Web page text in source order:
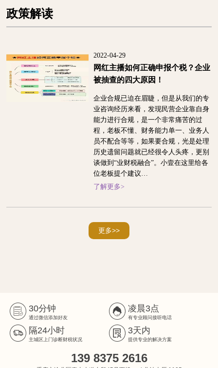
政策解读
2022-04-29
网红主播如何正确申报个税？企业
被抽查的四大原因！
企业合规已迫在眉睫，但是从我们的专
业咨询经历来看，发现民营企业靠自身
能力进行合规，是一个非常痛苦的过
程，老板不懂、财务能力单一、业务人
员不配合等等，如果要合规，光是处理
历史遗留问题就已经很令人头疼，更别
谈做到“业财税融合”。小壹在这里给各
位老板提个建议…
了解更多>
更多>>
30分钟
通过微信添加好友
凌晨3点
有专业顾问接听电话
隔24小时
主城区上门诊断财税状况
3天内
提供专业的解决方案
139 8375 2616